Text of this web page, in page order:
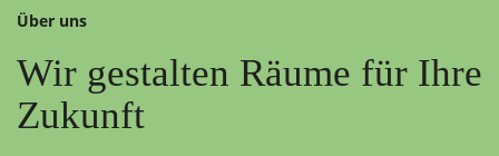
Über uns
Wir gestalten Räume für Ihre
Zukunft